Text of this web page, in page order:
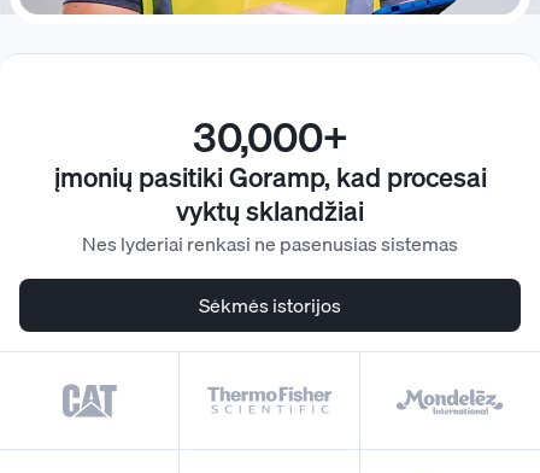
30,000+
įmonių pasitiki Goramp, kad procesai
vyktų sklandžiai
Nes lyderiai renkasi ne pasenusias sistemas
Sėkmės istorijos